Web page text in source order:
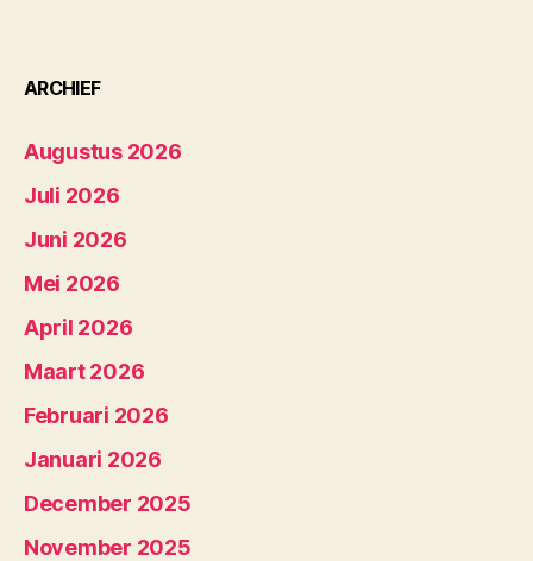
ARCHIEF
Augustus 2026
Juli 2026
Juni 2026
Mei 2026
April 2026
Maart 2026
Februari 2026
Januari 2026
December 2025
November 2025